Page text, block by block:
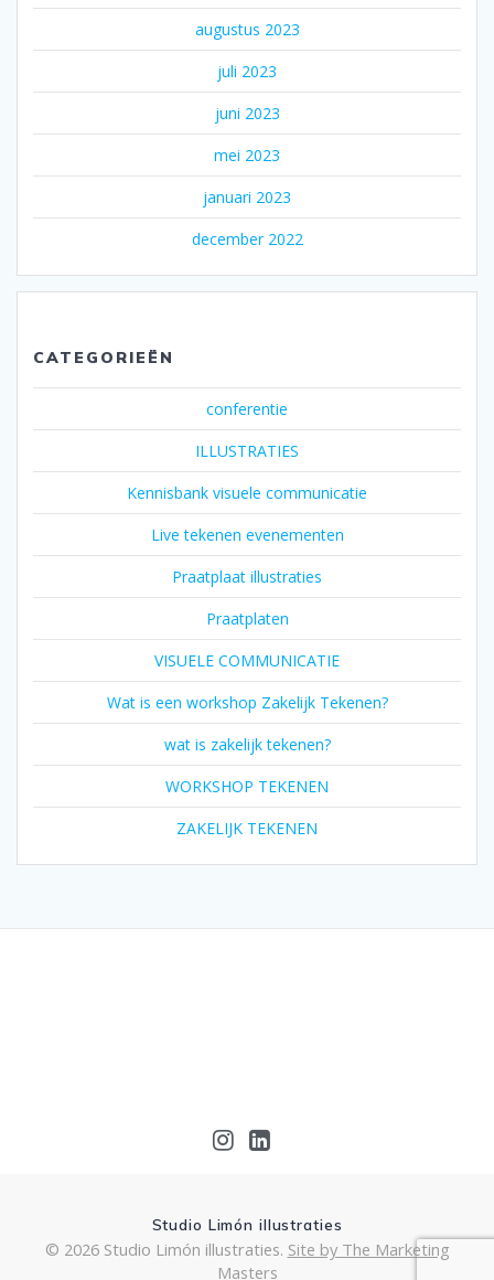
augustus 2023
juli 2023
juni 2023
mei 2023
januari 2023
december 2022
CATEGORIEËN
conferentie
ILLUSTRATIES
Kennisbank visuele communicatie
Live tekenen evenementen
Praatplaat illustraties
Praatplaten
VISUELE COMMUNICATIE
Wat is een workshop Zakelijk Tekenen?
wat is zakelijk tekenen?
WORKSHOP TEKENEN
ZAKELIJK TEKENEN
Studio Limón illustraties
© 2026 Studio Limón illustraties. Site by The Marketing
Masters